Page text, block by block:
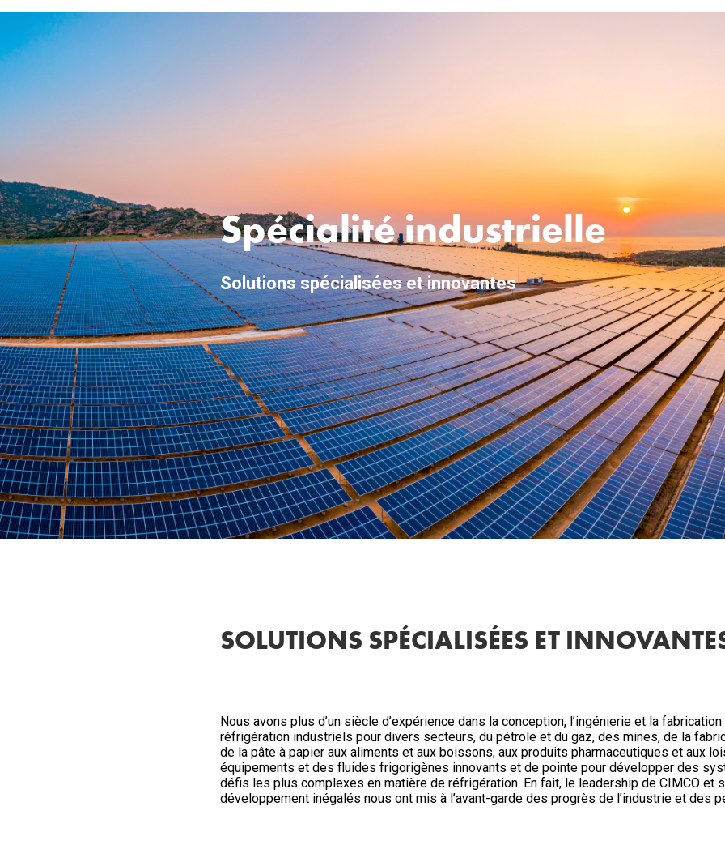
Spécialité industrielle
Solutions spécialisées et innovantes
SOLUTIONS SPÉCIALISÉES ET
Nous avons plus d’un siècle d’expérience dans la conception, l’ingénierie et la
réfrigération industriels pour divers secteurs, du pétrole et du gaz, des mines, de la
de la pâte à papier aux aliments et aux boissons, aux produits pharmaceutiques et aux
équipements et des fluides frigorigènes innovants et de pointe pour développer des
défis les plus complexes en matière de réfrigération. En fait, le leadership de CIMCO et
développement inégalés nous ont mis à l’avant-garde des progrès de l’industrie et des